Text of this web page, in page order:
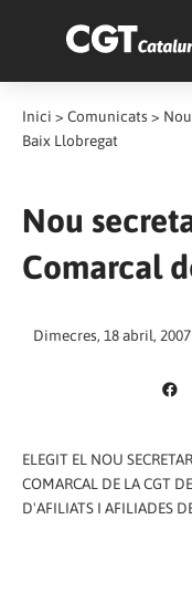
Inici > Comunicats >
Baix Llobregat
Nou
Comarcal
Dimecres, 18 abril, 2007
ELEGIT EL NOU
COMARCAL DE LA CGT
D'AFILIATS I AFILIADES